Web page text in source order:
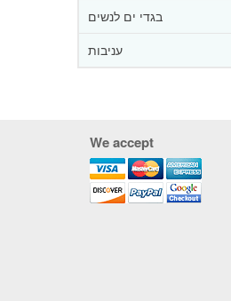
בגדי ים לנשים
עניבות
We accept